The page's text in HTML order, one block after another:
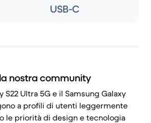
USB-C
nostra community
S22 Ultra 5G e il Samsung Galaxy
a profili di utenti leggermente
le priorità di design e tecnologia